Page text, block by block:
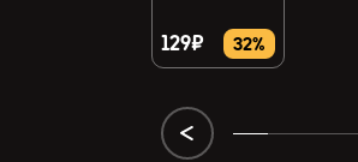
129₽ 32%